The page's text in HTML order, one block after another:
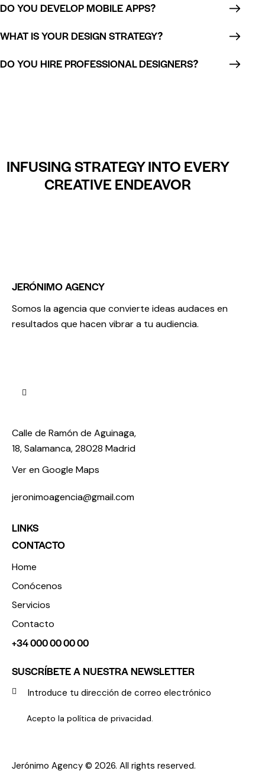
DO YOU DEVELOP MOBILE APPS?
WHAT IS YOUR DESIGN STRATEGY?
DO YOU HIRE PROFESSIONAL DESIGNERS?
INFUSING STRATEGY INTO EVERY
CREATIVE ENDEAVOR
JERÓNIMO AGENCY
Somos la agencia que convierte ideas audaces en
resultados que hacen vibrar a tu audiencia.
Calle de Ramón de Aguinaga,
18, Salamanca, 28028 Madrid
Ver en Google Maps
jeronimoagencia@gmail.com
LINKS
CONTACTO
Home
Conócenos
Servicios
Contacto
+34 000 00 00 00
SUSCRÍBETE A NUESTRA NEWSLETTER
Acepto la política de privacidad.
Jerónimo Agency © 2026. All rights reserved.